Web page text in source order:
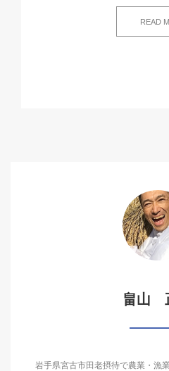
READ
畠山
岩手県宮古市田老摂待で農業・漁